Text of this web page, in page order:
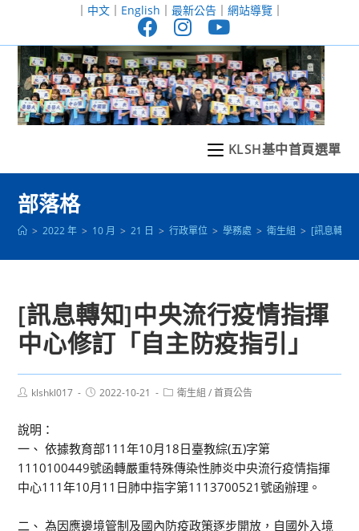
至
｜ 中文｜ English ｜ 最新公告｜ 網站導覽｜
KLSH基中首頁選單
部落格
> 2022 年 > 10 月 > 21 日 > 行政單位 > 學務處 > 衛生組 > [訊息轉知]
[訊息轉知]中央流行疫情指揮
中心修訂「自主防疫指引」
Postklshkl017
Post2022-10-21
Post衛生組 / 首頁公告
說明：
一、 依據教育部111年10月18日臺教綜(五)字第
1110100449號函轉嚴重特殊傳染性肺炎中央流行疫情指揮
中心111年10月11日肺中指字第1113700521號函辦理。
二、 為因應邊境管制及國內防疫政策逐步開放，自國外入境